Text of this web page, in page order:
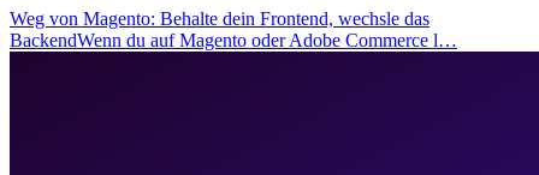
Weg von Magento: Behalte dein Frontend, wechsle das
BackendWenn du auf Magento oder Adobe Commerce l…